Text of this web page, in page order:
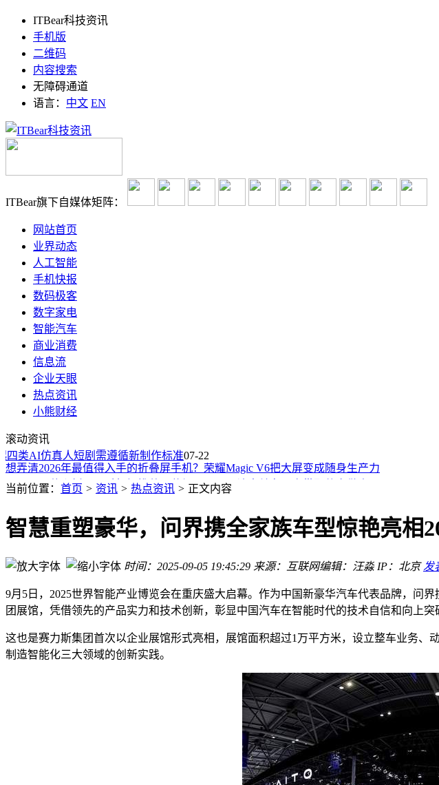
ITBear科技资讯
手机版
二维码
内容搜索
无障碍通道
语言： 中文 EN
ITBear旗下自媒体矩阵：
网站首页
业界动态
人工智能
手机快报
数码极客
数字家电
智能汽车
商业消费
信息流
企业天眼
热点资讯
小熊财经
滚动资讯
AI仿真人短剧需遵循新制作标准07-22
二手车卖车哪个平台好？2026年度盘点：瓜子二手车领衔全国流通与高溢价首选
围绕8000元买什么折叠屏手机好推荐，荣耀Magic V6用好屏与强铰链回应顾虑
想弄清2026年最值得入手的折叠屏手机？荣耀Magic V6把大屏变成随身生产力
8000元买什么折叠屏手机好推荐：荣耀Magic V6让出差办公少带配件多做事
围绕预算7000-8000价位的折叠屏手机推荐哪款，预算上沿附近更要看长期完成度
2026年最值得入手的折叠屏手机怎么选？三款旗舰按长期体验横向比较
当东方匠心遇见法式殿堂：谢利源巴黎发布最新珠宝系列
百元超清投影性价比首选哈趣H3 Pro，自带云台音响无需额外音箱
二手车卖车哪个平台好？2026年度盘点：瓜子二手车领衔全国流通与高溢价首选
二十载青春回归！B站代理《仙境传说3》7月21日首曝 8月27日首测开启招募
当前位置： 首页 > 资讯 > 热点资讯 > 正文内容
智慧重塑豪华，问界携全家族车型惊艳亮相
时间：2025-09-05 19:45:29 来源：互联网编辑：汪淼 IP：北京 发
9月5日，2025世界智能产业博览会在重庆盛大启幕。作为中国新豪华汽车代表品牌，
团展馆，凭借领先的产品实力和技术创新，彰显中国汽车在智能时代的技术自信和向上突
这也是赛力斯集团首次以企业展馆形式亮相，展馆面积超过1万平方米，设立整车业务
制造智能化三大领域的创新实践。